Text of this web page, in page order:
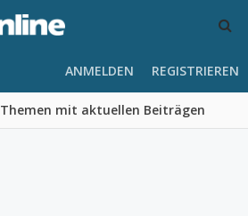
Themen mit aktuellen Beiträgen
ANMELDEN REGISTRIEREN